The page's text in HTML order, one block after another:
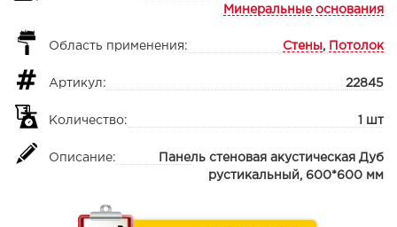
Минеральные основания
Область применения: Стены , Потолок
Артикул: 22845
Количество: 1 шт
Описание:
Панель стеновая акустическая Дуб
рустикальный, 600*600 мм